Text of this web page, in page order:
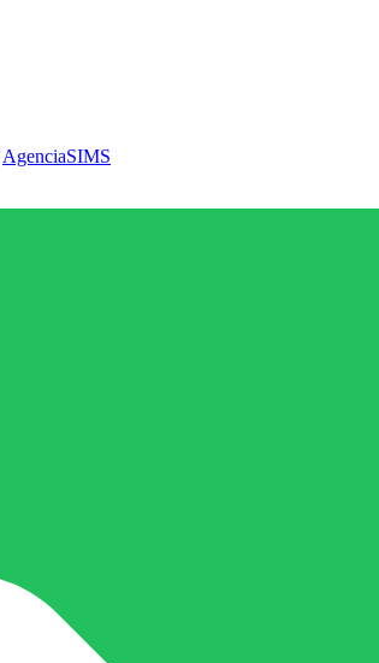
AgenciaSIMS